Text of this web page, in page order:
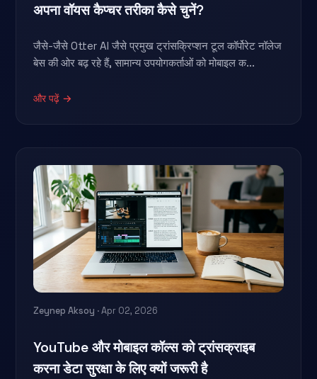
अपना वॉयस कैप्चर तरीका कैसे चुनें?
जैसे-जैसे Otter AI जैसे प्रमुख ट्रांसक्रिप्शन टूल कॉर्पोरेट नॉलेज
बेस की ओर बढ़ रहे हैं, सामान्य उपयोगकर्ताओं को मोबाइल क...
और पढ़ें →
Zeynep Aksoy · Apr 02, 2026
YouTube और मोबाइल कॉल्स को ट्रांसक्राइब
करना डेटा सुरक्षा के लिए क्यों जरूरी है